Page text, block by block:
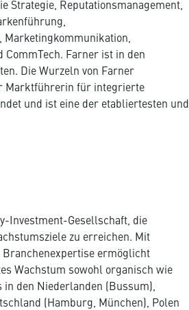
Strategie, Reputationsmanagement,
Farner ist in den
Die Wurzeln von Farner
Marktführerin für integrierte
und ist eine der etabliertesten und
Investment-Gesellschaft, die
zu erreichen. Mit
ermöglicht
Wachstum sowohl organisch wie
den Niederlanden (Bussum),
(Hamburg, München), Polen